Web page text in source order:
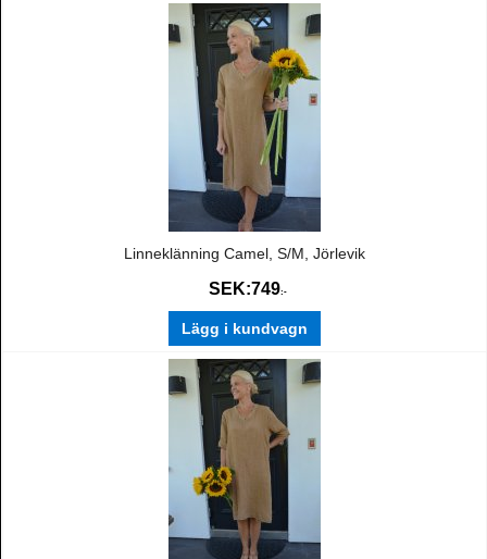
Linneklänning Camel, S/M, Jörlevik
SEK:749:-
Lägg i kundvagn